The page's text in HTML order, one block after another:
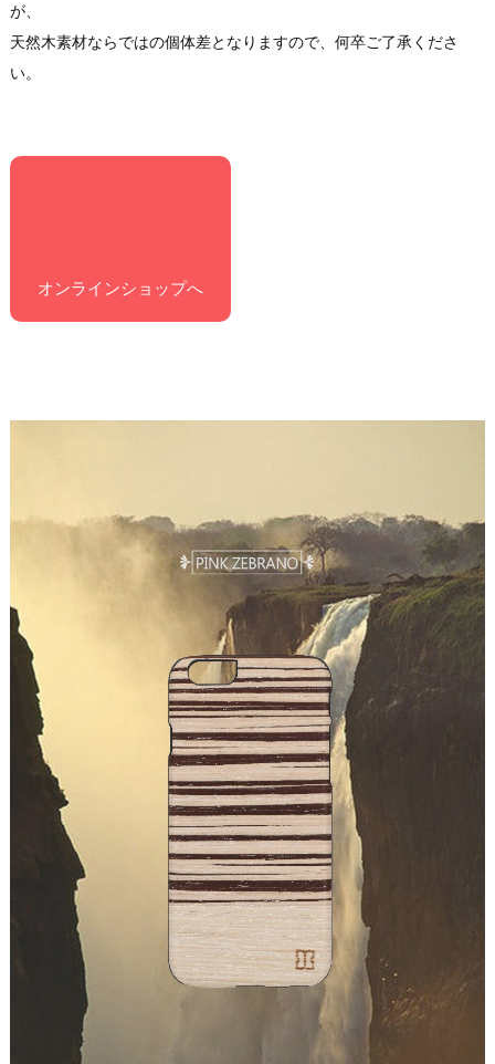
が、
天然木素材ならではの個体差となりますので、何卒ご了承くださ
い。
オンラインショップへ